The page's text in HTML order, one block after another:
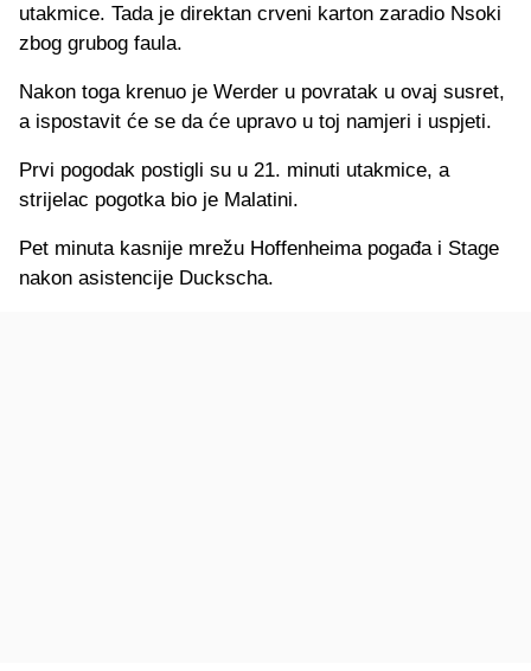
utakmice. Tada je direktan crveni karton zaradio Nsoki
zbog grubog faula.
Nakon toga krenuo je Werder u povratak u ovaj susret,
a ispostavit će se da će upravo u toj namjeri i uspjeti.
Prvi pogodak postigli su u 21. minuti utakmice, a
strijelac pogotka bio je Malatini.
Pet minuta kasnije mrežu Hoffenheima pogađa i Stage
nakon asistencije Duckscha.